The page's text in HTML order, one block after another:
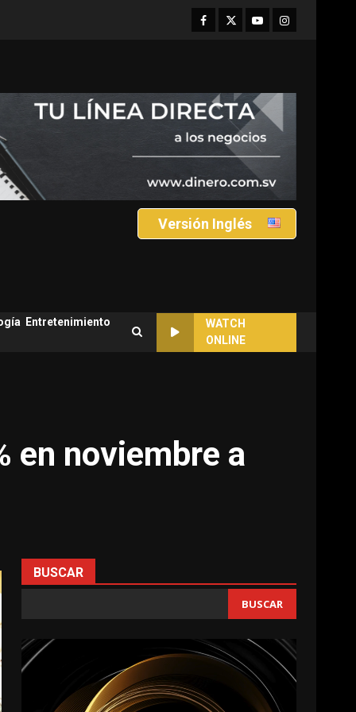
Facebook
TwitterYoutubeInstagram
Versión Inglés
Entretenimiento
WATCH
ONLINE
en noviembre a
BUSCAR
BUSCAR